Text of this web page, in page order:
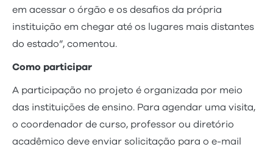
em acessar o órgão e os desafios da própria
instituição em chegar até os lugares mais distantes
do estado”, comentou.
Como participar
A participação no projeto é organizada por meio
das instituições de ensino. Para agendar uma visita,
o coordenador de curso, professor ou diretório
acadêmico deve enviar solicitação para o e-mail